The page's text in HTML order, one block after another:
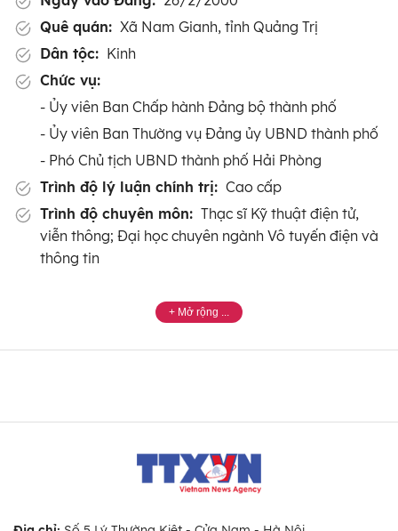
Quê quán: Xã Nam Gianh, tỉnh Quảng Trị
Dân tộc: Kinh
Chức vụ:
- Ủy viên Ban Chấp hành Đảng bộ thành phố
- Ủy viên Ban Thường vụ Đảng ủy UBND thành phố
- Phó Chủ tịch UBND thành phố Hải Phòng
Trình độ lý luận chính trị: Cao cấp
Trình độ chuyên môn: Thạc sĩ Kỹ thuật điện tử,
viễn thông; Đại học chuyên ngành Vô tuyến điện và
thông tin